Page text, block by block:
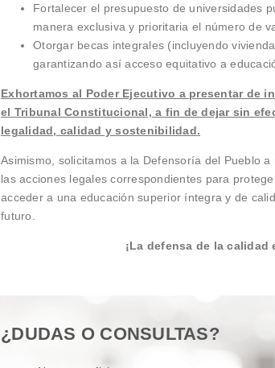
Fortalecer el presupuesto de universidades
manera exclusiva y prioritaria el número de
Otorgar becas integrales (incluyendo
garantizando así acceso equitativo a
Exhortamos al Poder Ejecutivo a presentar de
el Tribunal Constitucional, a fin de dejar sin
legalidad, calidad y sostenibilidad.
Asimismo, solicitamos a la Defensoría del Pueblo
las acciones legales correspondientes para
acceder a una educación superior íntegra y de
futuro.
¡La defensa de la
¿DUDAS O CONSULTAS?